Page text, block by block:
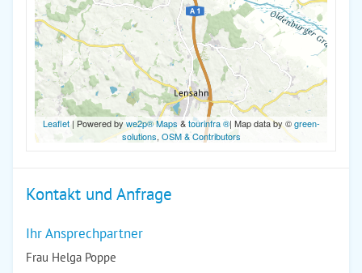
Leaflet| Powered bywe2p® Maps &tourinfra ®| Map data by ©green-
solutions, OSM & Contributors
Kontakt und Anfrage
Ihr Ansprechpartner
Frau Helga Poppe